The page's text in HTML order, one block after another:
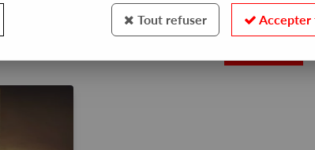
Tout refuser Accepter